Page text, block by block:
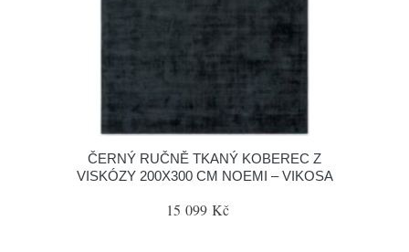
ČERNÝ RUČNĚ TKANÝ KOBEREC Z
VISKÓZY 200X300 CM NOEMI – VIKOSA
15 099 Kč